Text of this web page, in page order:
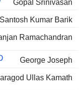
Gopal Srinivasan
Santosh Kumar Barik
Ramachandran
George Joseph
Ullas Kamath